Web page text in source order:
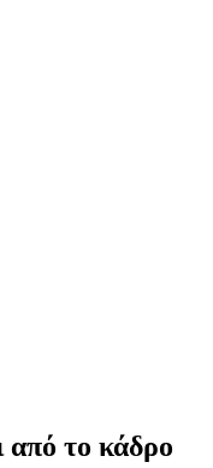
από το κάδρο